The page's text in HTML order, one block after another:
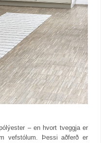
– en hvort tveggja er
vefstólum. Þessi aðferð er